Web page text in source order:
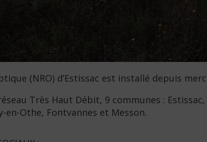
(NRO) d’Estissac est installé depuis
Très Haut Débit, 9 communes :
en-Othe, Fontvannes et Messon.